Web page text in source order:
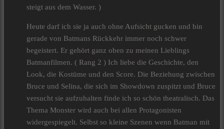
steigt aus dem Wasser. )
Heute darf ich sie ja auch ohne Aufsicht gucken und bin
gerade von Batmans Rückkehr immer noch schwer
begeistert. Er gehört ganz oben zu meinen Lieblings
Batmanfilmen. ( Rang 2 ) Ich liebe die Geschichte, den
Look, die Kostüme und den Score. Die Beziehung zwischen
Bruce und Selina, die sich im Showdown zuspitzt und Bruce
versucht sie aufzuhalten finde ich so schön theatralisch. Das
Thema Monster wird auch bei allen Protagonisten
widergespiegelt. Selbst so kleine Szenen wenn Batman mit